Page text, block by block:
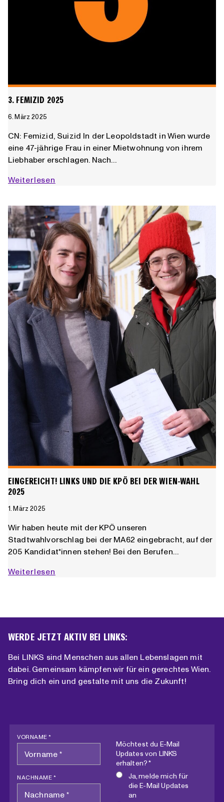
3. FEMIZID 2025
6. März 2025
CN: Femizid, Suizid In der Leopoldstadt in Wien wurde
eine 47-jährige Frau in einer Mietwohnung von ihrem
Liebhaber erschlagen. Nach…
Weiterlesen
EINGEREICHT! LINKS UND DIE KPÖ BEI DER WIEN-WAHL
2025
1. März 2025
Wir haben heute mit der KPÖ unseren
Stadtwahlvorschlag bei der MA62 eingebracht, auf der
205 Kandidat*innen stehen! Bei den Berufen…
Weiterlesen
KPÖ
der
Wien-
Wahl
2025
WERDE JETZT AKTIV BEI LINKS:
Bei LINKS sind Menschen aus allen Lebenslagen mit
dabei. Gemeinsam kämpfen wir für ein gerechtes Wien.
Bring dich ein und gestalte mit uns die Zukunft!
VORNAME *
NACHNAME *
Möchtest du E-Mail
Updates von LINKS
erhalten? *
Ja, melde mich für
die E-Mail Updates
an